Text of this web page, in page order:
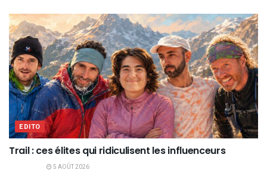
EDITO
Trail : ces élites qui ridiculisent les influenceurs
5 AOÛT 2026